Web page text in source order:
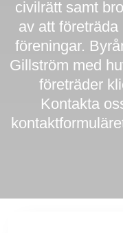
civilrätt samt
av att
föreningar.
Gillström med
företräder
Kontakta